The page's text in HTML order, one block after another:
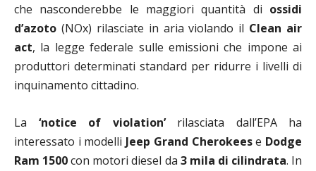
che nasconderebbe le maggiori quantità di ossidi
d’azoto (NOx) rilasciate in aria violando il Clean air
act, la legge federale sulle emissioni che impone ai
produttori determinati standard per ridurre i livelli di
inquinamento cittadino.
La ‘notice of violation’ rilasciata dall’EPA ha
interessato i modelli Jeep Grand Cherokeese Dodge
Ram 1500con motori diesel da 3 mila di cilindrata. In